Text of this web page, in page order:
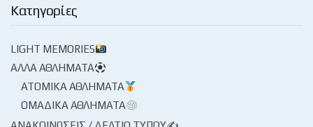
Κατηγορίες
LIGHT MEMORIES
ΆΛΛΑ ΑΘΛΉΜΑΤΑ
ΑΤΟΜΙΚΆ ΑΘΛΉΜΑΤΑ
ΟΜΑΔΙΚΆ ΑΘΛΉΜΑΤΑ